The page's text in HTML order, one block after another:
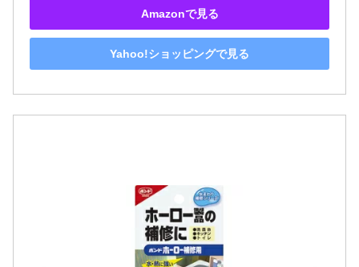
Amazonで見る
Yahoo!ショッピングで見る